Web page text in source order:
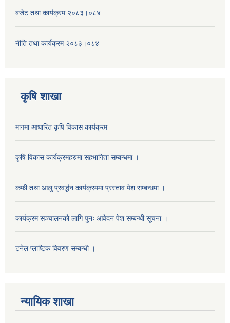
बजेट तथा कार्यक्रम २०८३।०८४
नीति तथा कार्यक्रम २०८३।०८४
कृषि शाखा
मागमा आधारित कृषि विकास कार्यक्रम
कृषि विकास कार्यक्रमहरुमा सहभागिता सम्बन्धमा ।
कफी तथा आलु प्रवर्द्धन कार्यक्रममा प्रस्ताव पेश सम्बन्धमा ।
कार्यक्रम सञ्चालनको लागि पुनः आवेदन पेश सम्बन्धी सूचना ।
टनेल प्लाष्टिक विवरण सम्बन्धी ।
न्यायिक शाखा